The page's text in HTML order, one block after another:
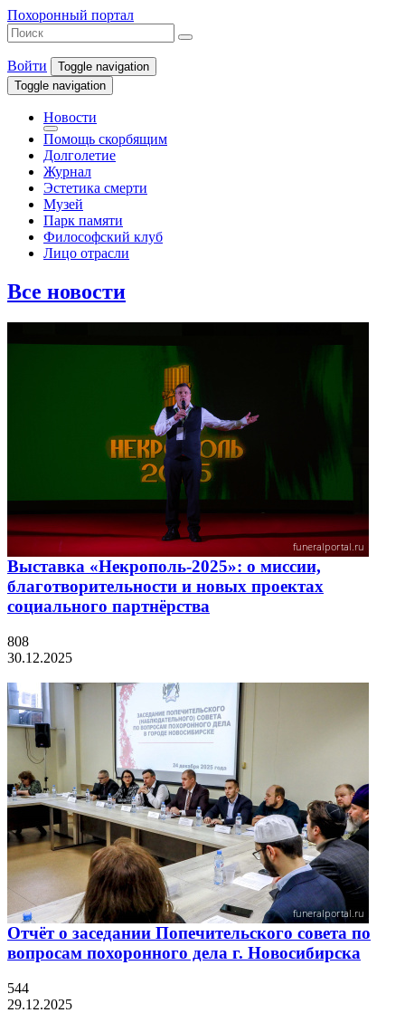
Похоронный портал
Войти
Toggle navigation
Toggle navigation
Новости
Помощь скорбящим
Долголетие
Журнал
Эстетика смерти
Музей
Парк памяти
Философский клуб
Лицо отрасли
Все новости
Выставка «Некрополь-2025»: о миссии,
благотворительности и новых проектах
социального партнёрства
808
30.12.2025
Отчёт о заседании Попечительского совета по
вопросам похоронного дела г. Новосибирска
544
29.12.2025